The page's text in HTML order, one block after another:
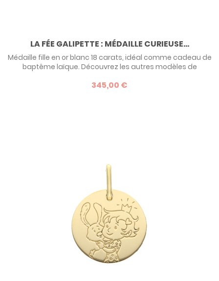
LA FÉE GALIPETTE : MÉDAILLE CURIEUSE...
Médaille fille en or blanc 18 carats, idéal comme cadeau de
baptême laïque. Découvrez les autres modèles de
bijoux dédiés à l'enfance et à son imaginaire. Ce modèle
345,00 €